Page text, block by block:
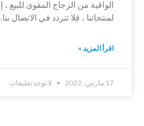
الواقية من الزجاج المقوى للبيع
لمنتجاتنا ، فلا تتردد في الاتصال بنا.
اقرأ المزيد »
17 مارس، 2022 لا توجد تعليقات